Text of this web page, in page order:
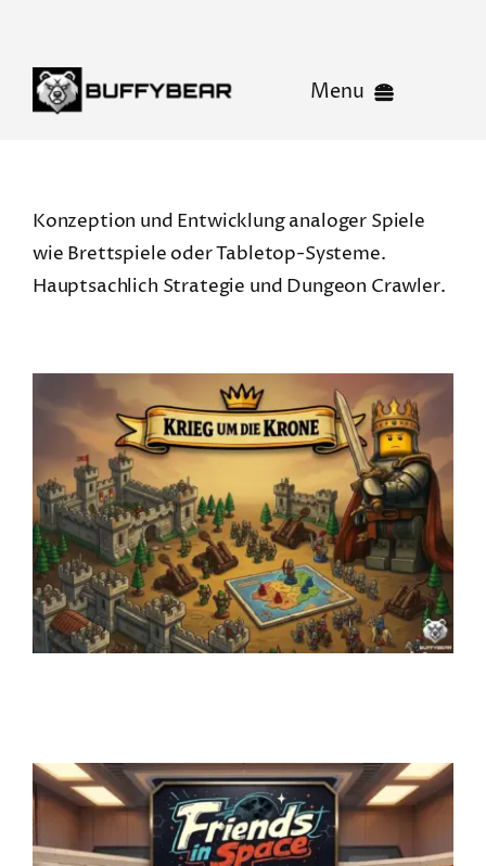
content
Menu
News
Studio
Kontakt
Konzeption und Entwicklung analoger Spiele
wie Brettspiele oder Tabletop-Systeme.
Hauptsachlich Strategie und Dungeon Crawler.